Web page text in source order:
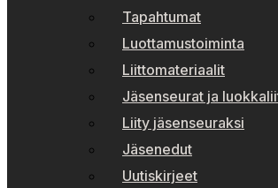
Tapahtumat
Luottamustoiminta
Liittomateriaalit
Jäsenseurat ja
Liity jäsenseuraksi
Jäsenedut
Uutiskirjeet